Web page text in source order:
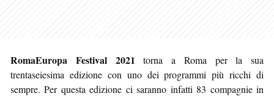
RomaEuropa Festival 2021 torna a Roma per la sua
trentaseiesima edizione con uno dei programmi più ricchi di
sempre. Per questa edizione ci saranno infatti 83 compagnie in